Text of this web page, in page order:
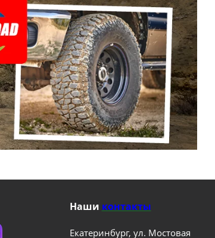
Наши контакты
Екатеринбург, ул. Мостовая